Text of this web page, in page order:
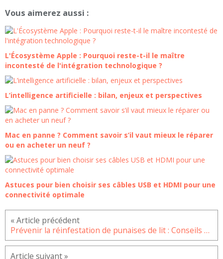
Vous aimerez aussi :
L'Écosystème Apple : Pourquoi reste-t-il le maître
incontesté de l'intégration technologique ?
L’intelligence artificielle : bilan, enjeux et perspectives
Mac en panne ? Comment savoir s’il vaut mieux le réparer
ou en acheter un neuf ?
Astuces pour bien choisir ses câbles USB et HDMI pour une
connectivité optimale
Prévenir la réinfestation de punaises de lit : Conseils et stratégies